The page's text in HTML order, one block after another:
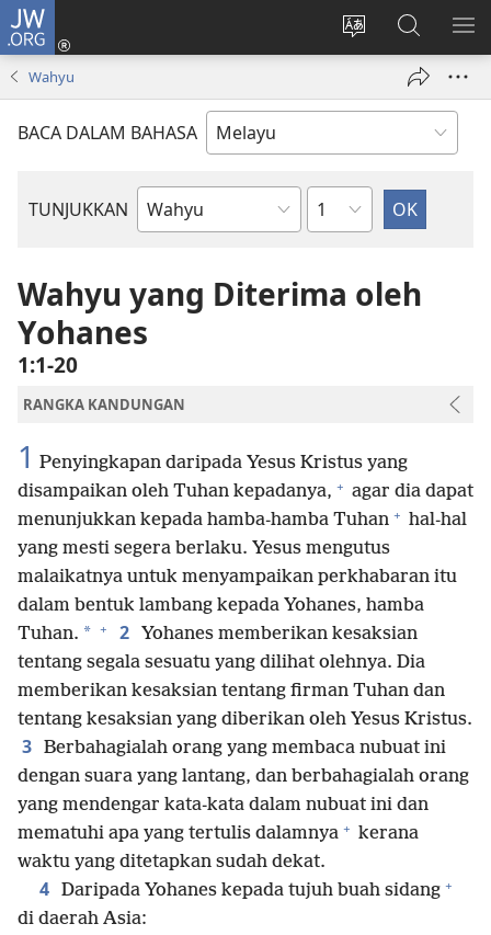
JW.ORG
Tukar
bahasa
web
Log
Masuk
baharu)
Cari
JW.ORG
Wahyu
BACA DALAM BAHASA
TUNJUKKAN
Buku
Bab
Wahyu yang Diterima oleh
Yohanes
1:1-20
RANGKA KANDUNGAN
1 Penyingkapan daripada Yesus Kristus yang
disampaikan oleh Tuhan kepadanya, + agar dia dapat
menunjukkan kepada hamba-hamba Tuhan + hal-hal
yang mesti segera berlaku. Yesus mengutus
malaikatnya untuk menyampaikan perkhabaran itu
dalam bentuk lambang kepada Yohanes, hamba
Tuhan. * + 2
Yohanes memberikan kesaksian
tentang segala sesuatu yang dilihat olehnya. Dia
memberikan kesaksian tentang firman Tuhan dan
tentang kesaksian yang diberikan oleh Yesus Kristus.
3 Berbahagialah orang yang membaca nubuat ini
dengan suara yang lantang, dan berbahagialah orang
yang mendengar kata-kata dalam nubuat ini dan
mematuhi apa yang tertulis dalamnya + kerana
waktu yang ditetapkan sudah dekat.
4 Daripada Yohanes kepada tujuh buah sidang +
di daerah Asia: